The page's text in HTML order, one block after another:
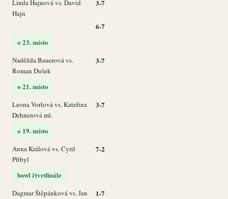
Linda Hajnová vs. David
Hajn
3-7
6-7
o 23. místo
Naděžda Bauerová vs.
Roman Dušek
3-7
o 21. místo
Leona Vorlová vs. Kateřina
Dehnerová ml.
3-7
o 19. místo
Anna Králová vs. Cyril
Přibyl
7-2
bowl čtvrtfinále
Dagmar Štěpánková vs. Jan
1-7